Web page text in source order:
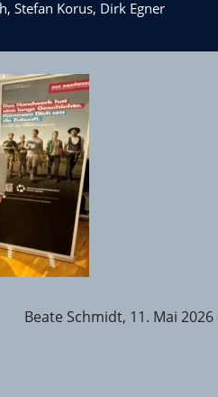
Stefan Korus, Dirk Egner
Beate Schmidt, 11. Mai 2026